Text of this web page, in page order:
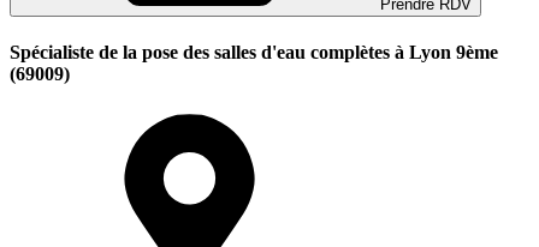
Prendre RDV
Spécialiste de la pose des salles d'eau complètes à Lyon 9ème
(69009)